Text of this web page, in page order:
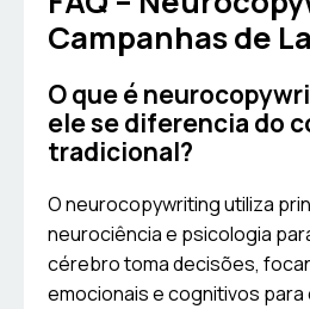
Campanhas de
O que é
ele se diferencia do
tradicional?
O neurocopywriting utiliza
neurociência e psicologia
cérebro toma decisões,
emocionais e cognitivos